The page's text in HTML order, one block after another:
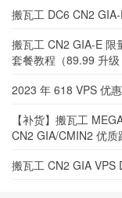
搬瓦工 DC6 CN2
搬瓦工 CN2 GIA-E 限
套餐教程（89.99 升级
2023 年 618 VPS 优
【补货】搬瓦工
CN2 GIA/CMIN2 优
搬瓦工 CN2 GIA VPS